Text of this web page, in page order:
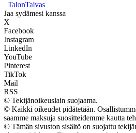
TalonTaivas
Jaa sydämesi kanssa
X
Facebook
Instagram
LinkedIn
YouTube
Pinterest
TikTok
Mail
RSS
© Tekijänoikeuslain suojaama.
© Kaikki oikeudet pidätetään.
saamme maksuja suositteidemme kautta
© Tämän sivuston sisältö on suojattu